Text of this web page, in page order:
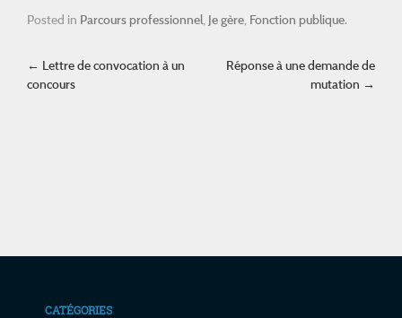
Posted in Parcours professionnel Je gère Fonction publique.
Post navigation
← Lettre de convocation à un
concours
Réponse à une demande de
mutation →
CATÉGORIES